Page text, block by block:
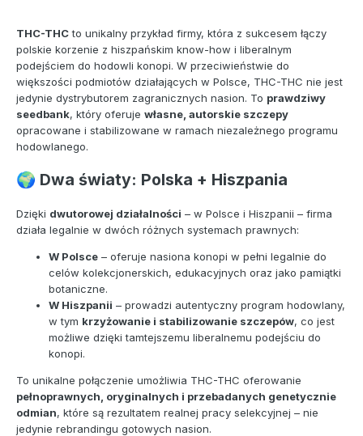
THC-THCto unikalny przykład firmy, która z sukcesem łączy
polskie korzenie z hiszpańskim know-how i liberalnym
podejściem do hodowli konopi. W przeciwieństwie do
większości podmiotów działających w Polsce, THC-THC nie jest
jedynie dystrybutorem zagranicznych nasion. To prawdziwy
seedbank, który oferuje własne, autorskie szczepy
opracowane i stabilizowane w ramach niezależnego programu
hodowlanego.
🌍 Dwa światy: Polska + Hiszpania
Dzięki dwutorowej działalności – w Polsce i Hiszpanii – firma
działa legalnie w dwóch różnych systemach prawnych:
W Polsce – oferuje nasiona konopi w pełni legalnie do
celów kolekcjonerskich, edukacyjnych oraz jako pamiątki
botaniczne.
W Hiszpanii – prowadzi autentyczny program hodowlany,
w tym krzyżowanie i stabilizowanie szczepów, co jest
możliwe dzięki tamtejszemu liberalnemu podejściu do
konopi.
To unikalne połączenie umożliwia THC-THC oferowanie
pełnoprawnych, oryginalnych i przebadanych genetycznie
odmian, które są rezultatem realnej pracy selekcyjnej – nie
jedynie rebrandingu gotowych nasion.